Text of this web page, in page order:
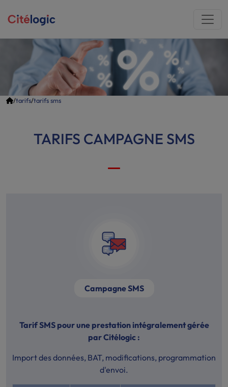
/tarifs/tarifs sms
TARIFS CAMPAGNE SMS
Campagne SMS
Tarif SMS pour une prestation intégralement gérée
par Citélogic :
Import des données, BAT, modifications, programmation
d'envoi.